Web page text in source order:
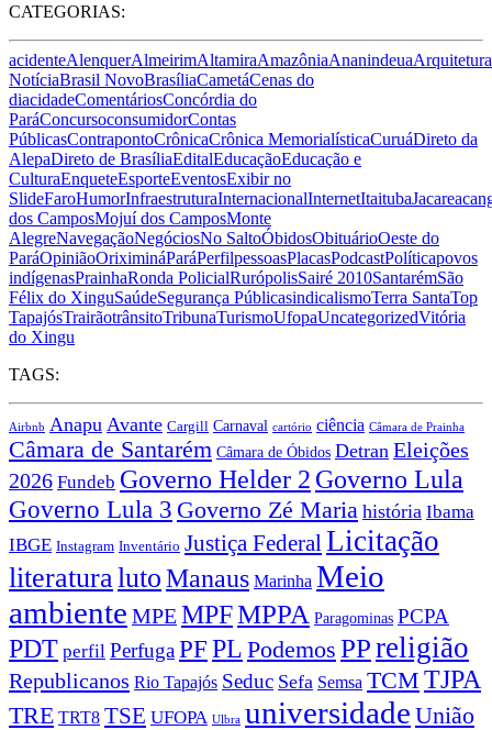
CATEGORIAS:
acidenteAlenquerAlmeirimAltamiraAmazôniaAnanindeuaArquitetura
NotíciaBrasil NovoBrasíliaCametáCenas do
diacidadeComentáriosConcórdia do
ParáConcursoconsumidorContas
PúblicasContrapontoCrônicaCrônica MemorialísticaCuruáDireto da
AlepaDireto de BrasíliaEditalEducaçãoEducação e
CulturaEnqueteEsporteEventosExibir no
SlideFaroHumorInfraestruturaInternacionalInternetItaituba
dos CamposMojuí dos CamposMonte
AlegreNavegaçãoNegóciosNo SaltoÓbidosObituárioOeste do
ParáOpiniãoOriximináParáPerfilpessoasPlacasPodcastPolíticapovos
indígenasPrainhaRonda PolicialRurópolisSairé 2010SantarémSão
Félix do XinguSaúdeSegurança PúblicasindicalismoTerra SantaTop
TapajósTrairãotrânsitoTribunaTurismoUfopaUncategorizedVitória
do Xingu
TAGS:
Airbnb Anapu Avante Cargill Carnaval cartório ciência Câmara de Prainha
Câmara de Santarém Câmara de Óbidos Detran Eleições
2026 Fundeb Governo Helder 2 Governo Lula
Governo Lula 3 Governo Zé Maria história Ibama
IBGE Instagram Inventário Justiça Federal Licitação
literatura lutoManaus Marinha Meio
ambiente MPEMPFMPPA Paragominas PCPA
PDT perfil PerfugaPFPL Podemos PPreligião
Republicanos Rio Tapajós Seduc Sefa Semsa TCM TJPA
TRE TRT8 TSE UFOPA Ulbra universidade União